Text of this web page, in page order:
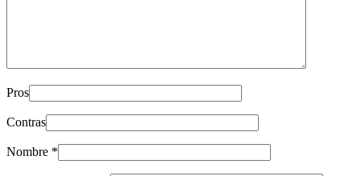
Pros
Contras
Nombre *